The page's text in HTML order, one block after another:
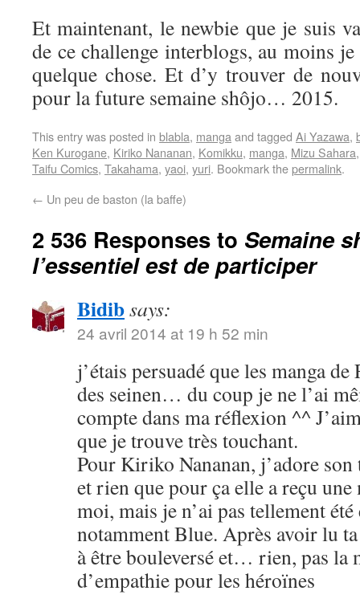
Et maintenant, le newbie que je suis
de ce challenge interblogs, au moins
quelque chose. Et d’y trouver de
pour la future semaine shôjo… 2015.
This entry was posted in blabla, mangaand tagged Ai Yazawa,
Ken Kurogane, Kiriko Nananan, Komikku, manga, Mizu Sahara
Taifu Comics, Takahama, yaoi, yuri. Bookmark thepermalink.
← Un peu de baston (la baffe)
2 536 Responses to Semaine
l’essentiel est de participer
Bidibsays:
24 avril 2014 at 19 h 52 min
j’étais persuadé que les manga
des seinen… du coup je ne l’ai
compte dans ma réflexion ^^
que je trouve très touchant.
Pour Kiriko Nananan, j’adore
et rien que pour ça elle a reçu
moi, mais je n’ai pas tellement
notamment Blue. Après avoir lu
à être bouleversé et… rien, pas la
d’empathie pour les héroïnes